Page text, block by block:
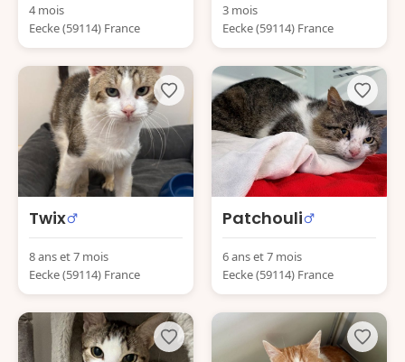
4 mois
Eecke (59114) France
3 mois
Eecke (59114) France
Twix
8 ans et 7 mois
Eecke (59114) France
Patchouli
6 ans et 7 mois
Eecke (59114) France